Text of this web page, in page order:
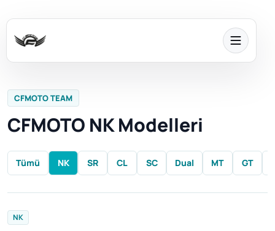
CFMOTO TEAM
CFMOTO NK Modelleri
Tümü NK SR CL SC Dual MT GT
NK